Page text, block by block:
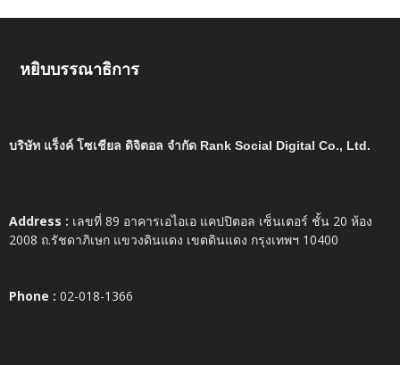
หยิบบรรณาธิการ
บริษัท แร็งค์ โซเชียล ดิจิตอล จำกัด Rank Social Digital Co., Ltd.
Address : เลขที่ 89 อาคารเอไอเอ แคปปิตอล เซ็นเตอร์ ชั้น 20 ห้อง
2008 ถ.รัชดาภิเษก แขวงดินแดง เขตดินแดง กรุงเทพฯ 10400
Phone : 02-018-1366